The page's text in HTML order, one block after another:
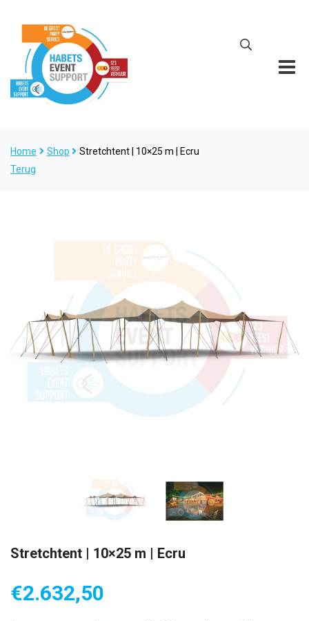
Home Shop
Stretchtent | 10×25 m | Ecru
Terug
Stretchtent | 10×25 m | Ecru
€2.632,50